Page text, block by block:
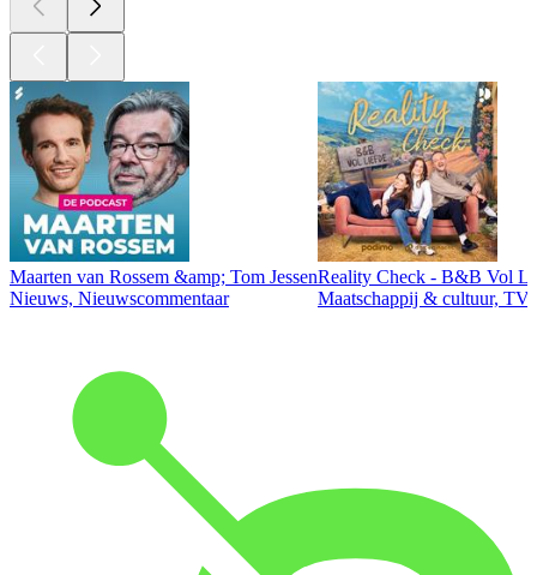
Maarten van Rossem &amp; Tom Jessen
Nieuws, Nieuwscommentaar
Reality Check - B&B Vol
Maatschappij & cultuur,